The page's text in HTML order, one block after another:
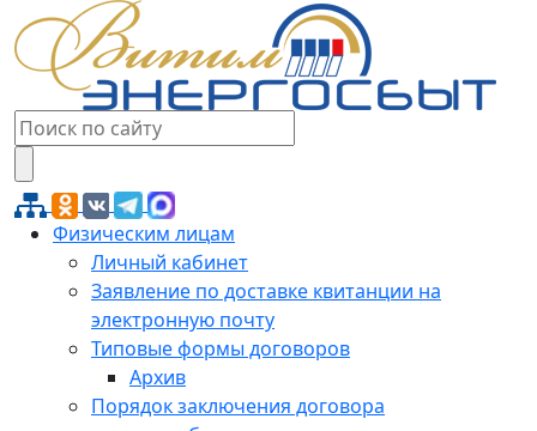
Физическим лицам
Личный кабинет
Заявление по доставке квитанции на
электронную почту
Типовые формы договоров
Архив
Порядок заключения договора